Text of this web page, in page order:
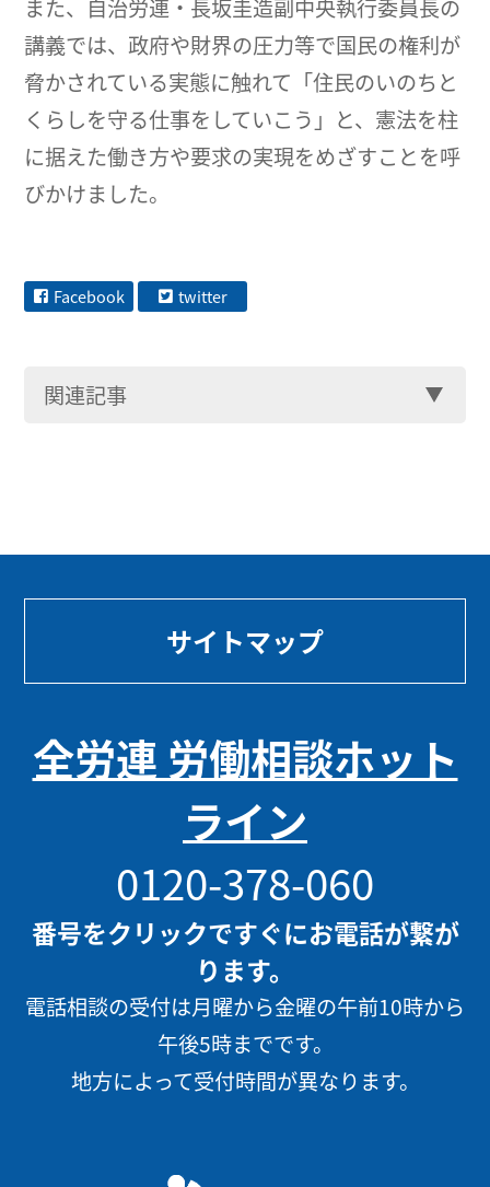
また、自治労連・長坂圭造副中央執行委員長の
講義では、政府や財界の圧力等で国民の権利が
脅かされている実態に触れて「住民のいのちと
くらしを守る仕事をしていこう」と、憲法を柱
に据えた働き方や要求の実現をめざすことを呼
びかけました。
Facebook twitter
関連記事
サイトマップ
全労連 労働相談ホット
ライン
0120-378-060
番号をクリックですぐにお電話が繋が
ります。
電話相談の受付は月曜から金曜の午前10時から
午後5時までです。
地方によって受付時間が異なります。